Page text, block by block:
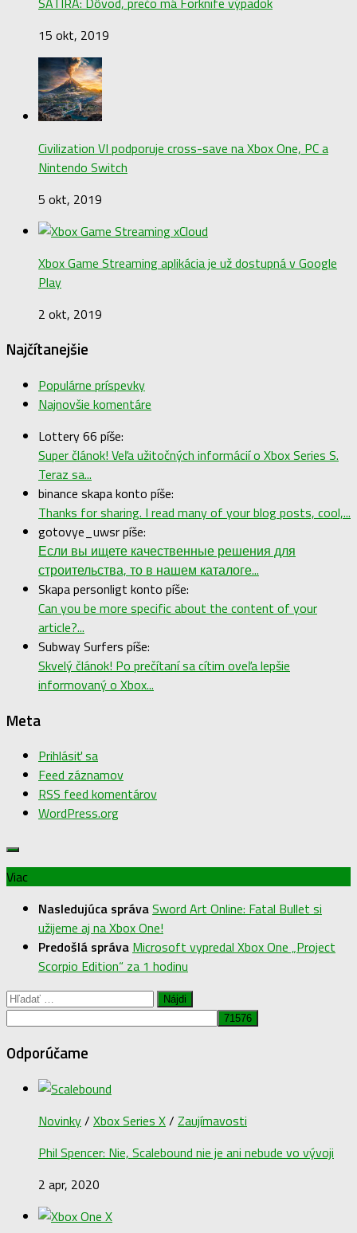
15 okt, 2019
Civilization VI podporuje cross-save na Xbox One, PC a
Nintendo Switch
5 okt, 2019
Xbox Game Streaming aplikácia je už dostupná v Google
Play
2 okt, 2019
Najčítanejšie
Populárne príspevky
Najnovšie komentáre
Lottery 66 píše:
Super článok! Veľa užitočných informácií o Xbox Series S.
Teraz sa...
binance skapa konto píše:
Thanks for sharing. I read many of your blog posts, cool,...
gotovye_uwsr píše:
Если вы ищете качественные решения для
строительства, то в нашем каталоге...
Skapa personligt konto píše:
Can you be more specific about the content of your
article?...
Subway Surfers píše:
Skvelý článok! Po prečítaní sa cítim oveľa lepšie
informovaný o Xbox...
Meta
Prihlásiť sa
Feed záznamov
RSS feed komentárov
WordPress.org
Viac
Nasledujúca správaSword Art Online: Fatal Bullet si
užijeme aj na Xbox One!
Predošlá správa Microsoft vypredal Xbox One „Project
Scorpio Edition“ za 1 hodinu
Hľadať:
Odporúčame
Novinky/ Xbox Series X/ Zaujímavosti
Phil Spencer: Nie, Scalebound nie je ani nebude vo vývoji
2 apr, 2020